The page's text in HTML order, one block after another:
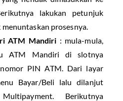
lakukan petunjuk
prosesnya.
ATM Mandiri : mula-mula,
ATM Mandiri di slotnya
PIN ATM. Dari layar
Bayar/Beli lalu dilanjut
Berikutnya